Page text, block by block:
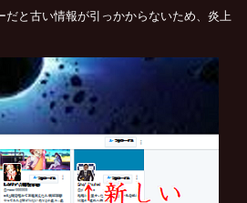
だと古い情報が引っかからないため、炎上